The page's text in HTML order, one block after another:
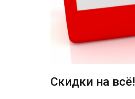
Скидки на всё!